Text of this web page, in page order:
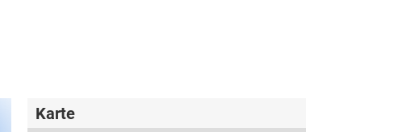
Karte